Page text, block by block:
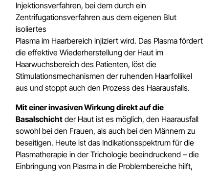
Injektionsverfahren, bei dem durch ein
Zentrifugationsverfahren aus dem eigenen Blut
isoliertes
Plasma im Haarbereich injiziert wird. Das Plasma fördert
die effektive Wiederherstellung der Haut im
Haarwuchsbereich des Patienten, löst die
Stimulationsmechanismen der ruhenden Haarfollikel
aus und stoppt auch den Prozess des Haarausfalls.
Mit einer invasiven Wirkung direkt auf die
Basalschicht der Haut ist es möglich, den Haarausfall
sowohl bei den Frauen, als auch bei den Männern zu
beseitigen. Heute ist das Indikationsspektrum für die
Plasmatherapie in der Trichologie beeindruckend – die
Einbringung von Plasma in die Problembereiche hilft,